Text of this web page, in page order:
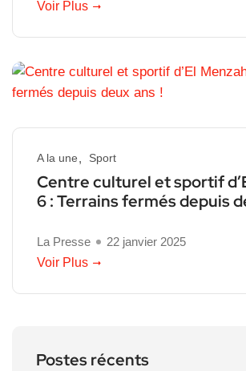
Voir Plus
A la une Sport
Centre culturel et sportif
6 : Terrains fermés depuis
La Presse
22 janvier 2025
Voir Plus
Postes récents